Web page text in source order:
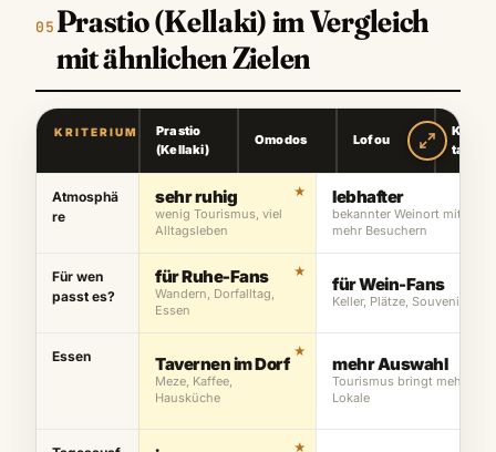
Prastio (Kellaki) im Vergleich
mit ähnlichen Zielen
KRITERIUM
Prastio
(Kellaki)
Omodos Lofou
ta
Atmosphä
re
sehr ruhig
wenig Tourismus, viel
Alltagsleben
lebhafter
bekannter Weinort mit
mehr Besuchern
Für wen
passt es?
für Ruhe-Fans
Wandern, Dorfalltag,
Essen
für Wein-Fans
Keller, Plätze, Souvenirs
Essen Tavernen im Dorf
Meze, Kaffee,
Hausküche
mehr Auswahl
Tourismus bringt mehr
Lokale